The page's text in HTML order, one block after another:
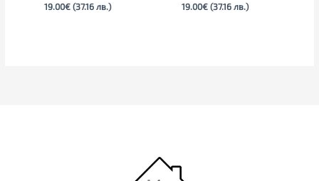
19.00€ (37.16 лв.) 19.00€ (37.16 лв.)